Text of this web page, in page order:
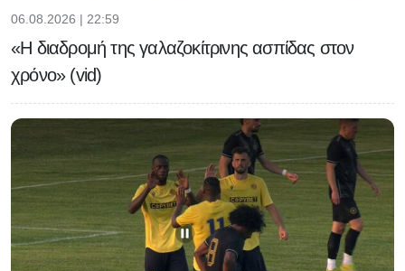
06.08.2026 | 22:59
«Η διαδρομή της γαλαζοκίτρινης ασπίδας στον
χρόνο» (vid)